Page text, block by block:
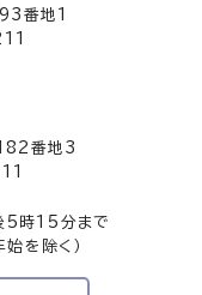
番地1
番地3
5時15分まで
始を除く）